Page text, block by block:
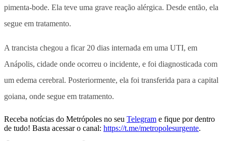
pimenta-bode. Ela teve uma grave reação alérgica. Desde então, ela
segue em tratamento.
A trancista chegou a ficar 20 dias internada em uma UTI, em
Anápolis, cidade onde ocorreu o incidente, e foi diagnosticada com
um edema cerebral. Posteriormente, ela foi transferida para a capital
goiana, onde segue em tratamento.
Receba notícias do Metrópoles no seu Telegram e fique por dentro
de tudo! Basta acessar o canal: https://t.me/metropolesurgente.